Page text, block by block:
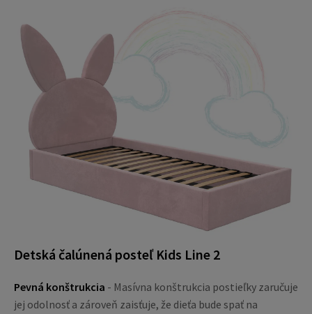
Detská čalúnená posteľ Kids Line 2
Pevná konštrukcia - Masívna konštrukcia postieľky zaručuje
jej odolnosť a zároveň zaisťuje, že dieťa bude spať na